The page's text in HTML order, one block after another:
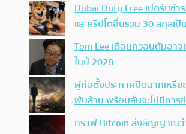
Dubai Duty Free เปิดรับชำ
และคริปโตอื่นรวม 30 สกุลเป็
Tom Lee เตือนควอนตัมอาจ
ในปี 2028
ผู้ก่อตั้งประกาศปิดฉากเหรี
พันล้าน พร้อมลั่นจะไม่มีการ
กราฟ Bitcoin ส่งสัญญาณว่